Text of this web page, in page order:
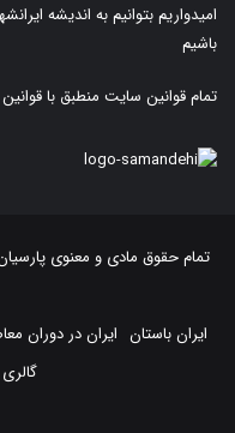
امیدواریم بتوانیم به اندیشه
باشیم
تمام قوانین سایت منطبق با
تمام حقوق مادی و معنوی
ایران باستان ایران در دوران
گالری